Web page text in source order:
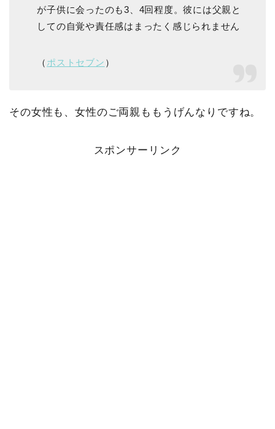
が子供に会ったのも3、4回程度。彼には父親と
しての自覚や責任感はまったく感じられません
（ ポストセブン ）
その女性も、女性のご両親ももうげんなりですね。
スポンサーリンク